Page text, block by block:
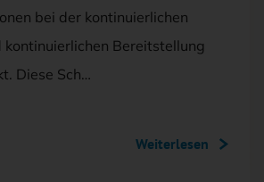
bei der kontinuierlichen
Bereitstellung
Diese Sch…
Weiterlesen